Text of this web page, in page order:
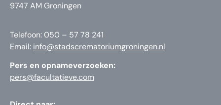
9747 AM Groningen
Telefoon: 050 – 57 78 241
Email: info@stadscrematoriumgroningen.nl
Pers en opnameverzoeken:
pers@facultatieve.com